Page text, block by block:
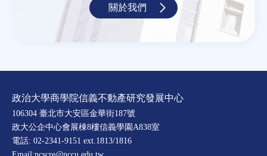
關於我們
政治大學商學院信義不動產研究發展中心
106304 臺北市大安區金華街187號
政大公企中心會展棟8樓信義學園A838室
電話: 02-2341-9151 ext.1813/1816